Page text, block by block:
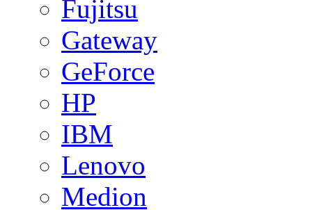
Fujitsu
Gateway
GeForce
HP
IBM
Lenovo
Medion